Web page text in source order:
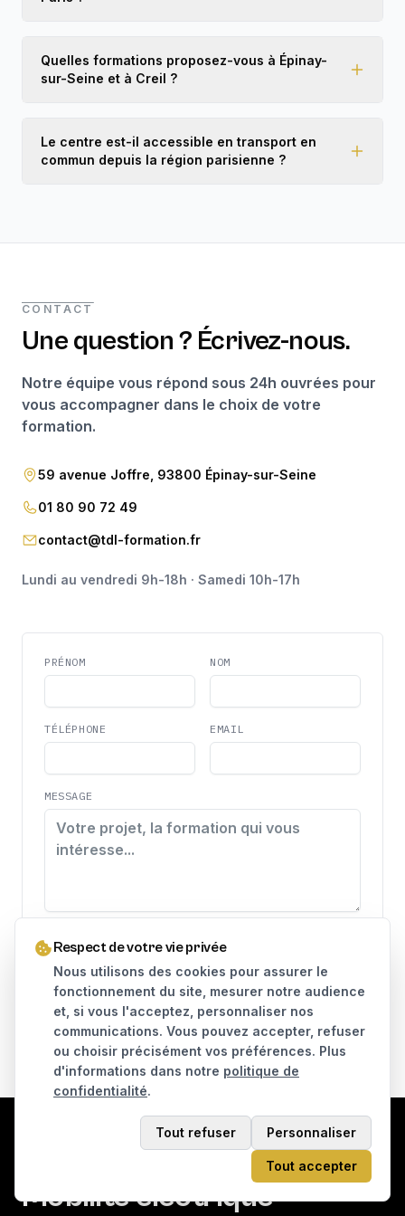
Respect de votre vie privée
Nous utilisons des cookies pour assurer le
fonctionnement du site, mesurer notre audience
et, si vous l'acceptez, personnaliser nos
communications. Vous pouvez accepter, refuser
ou choisir précisément vos préférences. Plus
d'informations dans notre politique de
confidentialité.
Tout refuser Personnaliser
Tout accepter
Quelles formations proposez-vous à Épinay-
sur-Seine et à Creil ?
Le centre est-il accessible en transport en
commun depuis la région parisienne ?
CONTACT
Une question ? Écrivez-nous.
Notre équipe vous répond sous 24h ouvrées pour
vous accompagner dans le choix de votre
formation.
59 avenue Joffre, 93800 Épinay-sur-Seine
01 80 90 72 49
contact@tdl-formation.fr
Lundi au vendredi 9h-18h · Samedi 10h-17h
PRÉNOM NOM
TÉLÉPHONE EMAIL
MESSAGE
ma demande, conformément à la
Envoyer le message
Mobilité électrique